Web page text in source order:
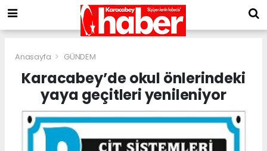
Anasayfa GÜNDEM
Karacabey’de okul önlerindeki
yaya geçitleri yenileniyor